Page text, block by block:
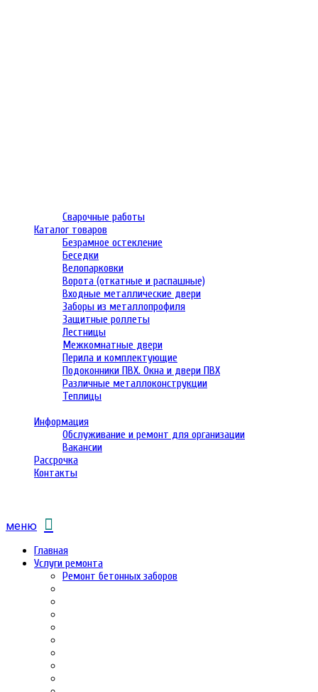
Сварочные работы
Каталог товаров
Безрамное остекление
Беседки
Велопарковки
Ворота (откатные и распашные)
Входные металлические двери
Заборы из металлопрофиля
Защитные роллеты
Лестницы
Межкомнатные двери
Перила и комплектующие
Подоконники ПВХ. Окна и двери ПВХ
Различные металлоконструкции
Теплицы
Информация
Обслуживание и ремонт для организации
Вакансии
Рассрочка
Контакты
меню
Главная
Услуги ремонта
Ремонт бетонных заборов